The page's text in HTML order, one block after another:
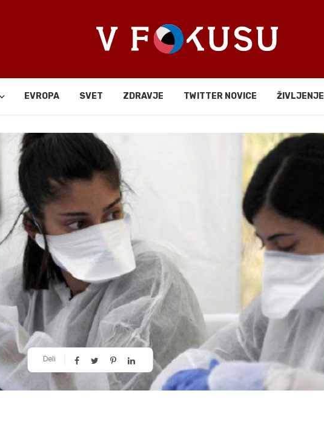
EVROPA SVET ZDRAVJE TWITTER NOVICE ŽIVLJENJE
Deli